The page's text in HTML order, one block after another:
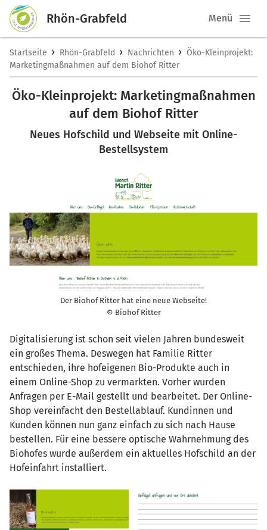
Rhön-Grabfeld Menü
Startseite › Rhön-Grabfeld › Nachrichten › Öko-Kleinprojekt:
Marketingmaßnahmen auf dem Biohof Ritter
Öko-Kleinprojekt: Marketingmaßnahmen
auf dem Biohof Ritter
Neues Hofschild und Webseite mit Online-
Bestellsystem
Der Biohof Ritter hat eine neue Webseite!
© Biohof Ritter
Digitalisierung ist schon seit vielen Jahren bundesweit
ein großes Thema. Deswegen hat Familie Ritter
entschieden, ihre hofeigenen Bio-Produkte auch in
einem Online-Shop zu vermarkten. Vorher wurden
Anfragen per E-Mail gestellt und bearbeitet. Der Online-
Shop vereinfacht den Bestellablauf. Kundinnen und
Kunden können nun ganz einfach zu sich nach Hause
bestellen. Für eine bessere optische Wahrnehmung des
Biohofes wurde außerdem ein aktuelles Hofschild an der
Hofeinfahrt installiert.